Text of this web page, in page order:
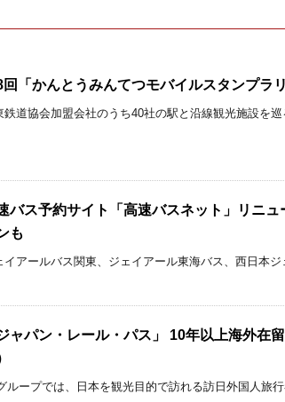
回「かんとうみんてつモバイルスタンプラ
鉄道協会加盟会社のうち40社の駅と沿線観光施設を
バス予約サイト「高速バスネット」リニ
も
イアールバス関東、ジェイアール東海バス、西日本
ジャパン・レール・パス」 10年以上海外在
ループでは、日本を観光目的で訪れる訪日外国人旅